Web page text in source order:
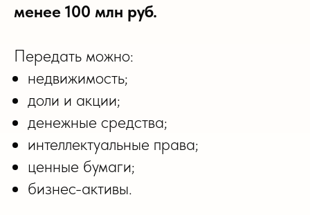
менее 100 млн руб.
Передать можно:
недвижимость;
доли и акции;
денежные средства;
интеллектуальные права;
ценные бумаги;
бизнес-активы.